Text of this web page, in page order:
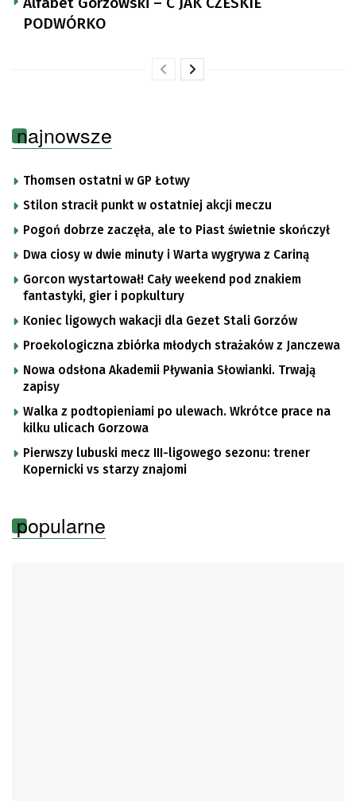
PODWÓRKO
najnowsze
Thomsen ostatni w GP Łotwy
Stilon stracił punkt w ostatniej akcji meczu
Pogoń dobrze zaczęła, ale to Piast świetnie skończył
Dwa ciosy w dwie minuty i Warta wygrywa z Cariną
Gorcon wystartował! Cały weekend pod znakiem
fantastyki, gier i popkultury
Koniec ligowych wakacji dla Gezet Stali Gorzów
Proekologiczna zbiórka młodych strażaków z Janczewa
Nowa odsłona Akademii Pływania Słowianki. Trwają
zapisy
Walka z podtopieniami po ulewach. Wkrótce prace na
kilku ulicach Gorzowa
Pierwszy lubuski mecz III-ligowego sezonu: trener
Kopernicki vs starzy znajomi
popularne